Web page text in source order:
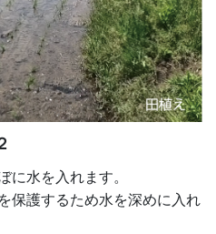
に水を入れます。
保護するため水を深めに入れ